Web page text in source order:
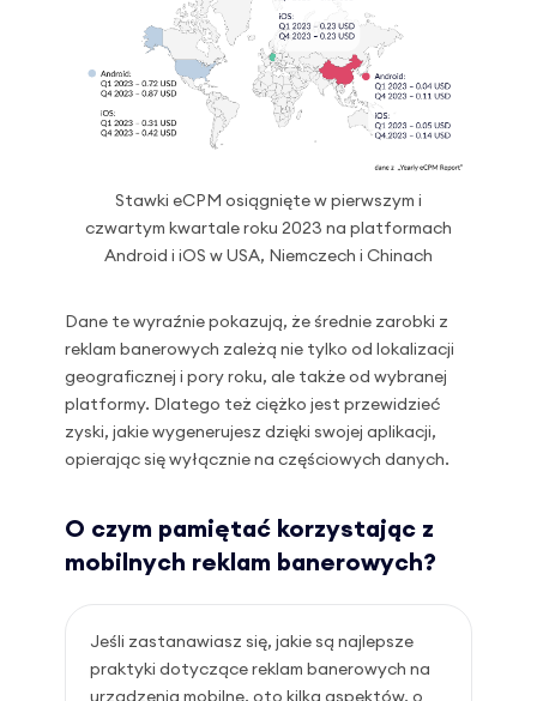
Stawki eCPM osiągnięte w pierwszym i
czwartym kwartale roku 2023 na platformach
Android i iOS w USA, Niemczech i Chinach
Dane te wyraźnie pokazują, że średnie zarobki z
reklam banerowych zależą nie tylko od lokalizacji
geograficznej i pory roku, ale także od wybranej
platformy. Dlatego też ciężko jest przewidzieć
zyski, jakie wygenerujesz dzięki swojej aplikacji,
opierając się wyłącznie na częściowych danych.
O czym pamiętać korzystając z
mobilnych reklam banerowych?
Jeśli zastanawiasz się, jakie są najlepsze
praktyki dotyczące reklam banerowych na
urządzenia mobilne, oto kilka aspektów, o